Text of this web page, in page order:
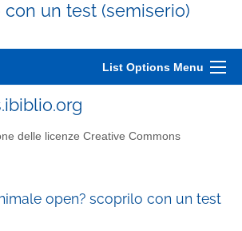
un test (semiserio)
List Options Menu
delle licenze Creative Commons
open? scoprilo con un test